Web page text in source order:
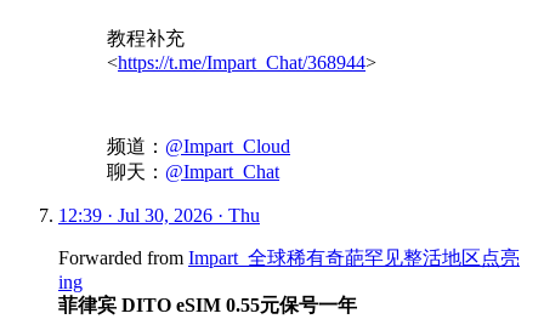
教程补充
<https://t.me/Impart_Chat/368944>
频道： @Impart_Cloud
聊天： @Impart_Chat
12:39 · Jul 30, 2026 · Thu
Forwarded from Impart_全球稀有奇葩罕见整活地区点亮
ing
菲律宾 DITO eSIM 0.55元保号一年